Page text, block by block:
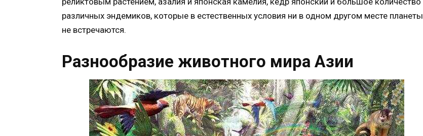
различных эндемиков, которые в естественных условия ни в одном другом месте планеты
не встречаются.
Разнообразие животного мира Азии